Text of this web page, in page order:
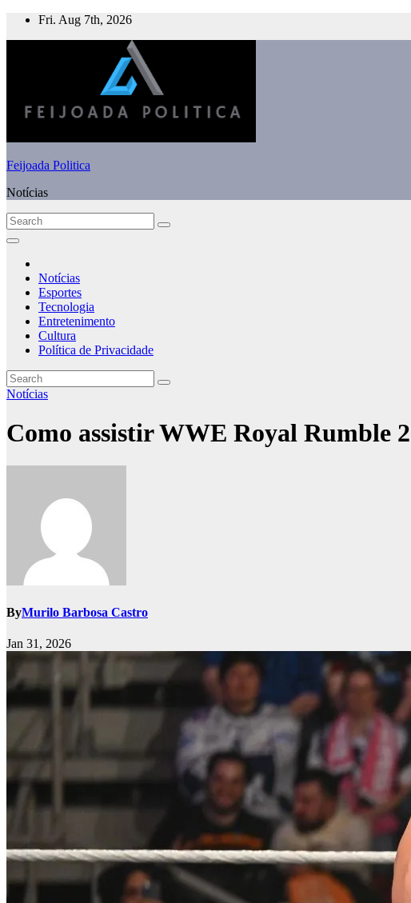
Skip
Fri. Aug 7th, 2026
Feijoada Politica
Notícias
Notícias
Esportes
Tecnologia
Entretenimento
Cultura
Política de Privacidade
Notícias
Como assistir WWE Royal Rumble
ByMurilo Barbosa Castro
Jan 31, 2026